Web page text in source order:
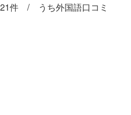
件 / うち外国語口コミ